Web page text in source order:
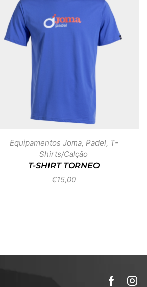
Equipamentos Joma, Padel, T-
Shirts/Calção
T-SHIRT TORNEO
€15,00